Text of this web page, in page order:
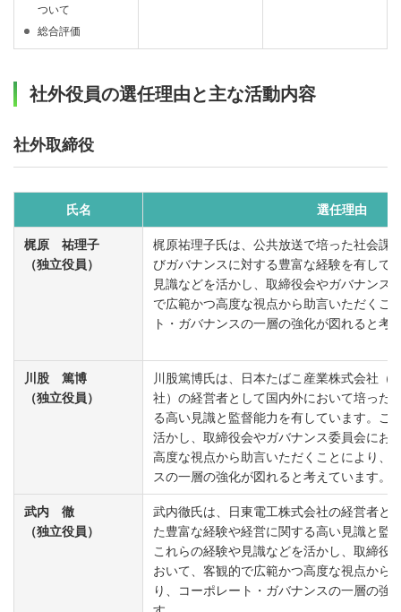
ついて
総合評価
社外役員の選任理由と主な活動内容
社外取締役
氏名 選任理由
梶原 祐理子
（独立役員）
梶原祐理子氏は、公共放送で培った社会課
びガバナンスに対する豊富な経験を有して
見識などを活かし、取締役会やガバナンス
で広範かつ高度な視点から助言いただくこ
ト・ガバナンスの一層の強化が図れると考
川股 篤博
（独立役員）
川股篤博氏は、日本たばこ産業株式会社（
社）の経営者として国内外において培った
る高い見識と監督能力を有しています。こ
活かし、取締役会やガバナンス委員会にお
高度な視点から助言いただくことにより、
スの一層の強化が図れると考えています。
武内 徹
（独立役員）
武内徹氏は、日東電工株式会社の経営者と
た豊富な経験や経営に関する高い見識と監
これらの経験や見識などを活かし、取締役
おいて、客観的で広範かつ高度な視点から
り、コーポレート・ガバナンスの一層の強